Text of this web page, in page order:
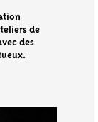
de
des